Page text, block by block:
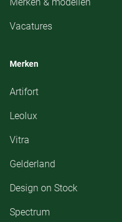
Vacatures
Merken
Artifort
Leolux
Vitra
Gelderland
Design on Stock
Spectrum